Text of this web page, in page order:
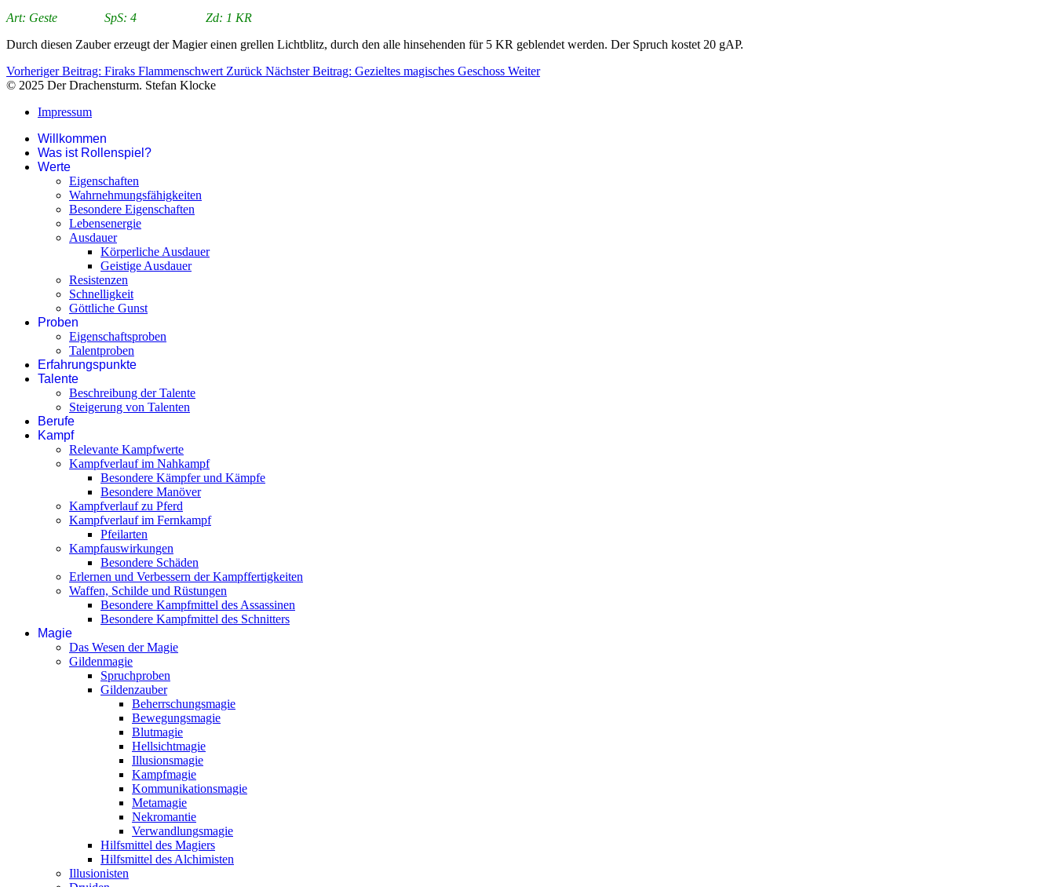
Art: Geste SpS: 4 Zd: 1 KR
Durch diesen Zauber erzeugt der Magier einen grellen Lichtblitz, durch den alle hinsehenden für 5 KR geblendet werden. Der Spruch kostet 20 gAP.
Vorheriger Beitrag: Firaks Flammenschwert Zurück Nächster Beitrag: Gezieltes magisches Geschoss Weiter
© 2025 Der Drachensturm. Stefan Klocke
Impressum
Willkommen
Was ist Rollenspiel?
Werte
Eigenschaften
Wahrnehmungsfähigkeiten
Besondere Eigenschaften
Lebensenergie
Ausdauer
Körperliche Ausdauer
Geistige Ausdauer
Resistenzen
Schnelligkeit
Göttliche Gunst
Proben
Eigenschaftsproben
Talentproben
Erfahrungspunkte
Talente
Beschreibung der Talente
Steigerung von Talenten
Berufe
Kampf
Relevante Kampfwerte
Kampfverlauf im Nahkampf
Besondere Kämpfer und Kämpfe
Besondere Manöver
Kampfverlauf zu Pferd
Kampfverlauf im Fernkampf
Pfeilarten
Kampfauswirkungen
Besondere Schäden
Erlernen und Verbessern der Kampffertigkeiten
Waffen, Schilde und Rüstungen
Besondere Kampfmittel des Assassinen
Besondere Kampfmittel des Schnitters
Magie
Das Wesen der Magie
Gildenmagie
Spruchproben
Gildenzauber
Beherrschungsmagie
Bewegungsmagie
Blutmagie
Hellsichtmagie
Illusionsmagie
Kampfmagie
Kommunikationsmagie
Metamagie
Nekromantie
Verwandlungsmagie
Hilfsmittel des Magiers
Hilfsmittel des Alchimisten
Illusionisten